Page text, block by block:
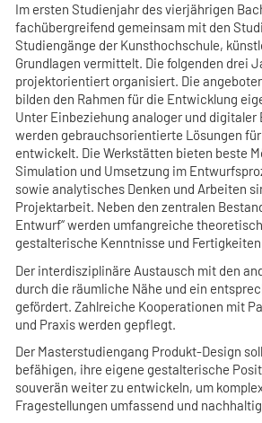
Im ersten Studienjahr des vierjährigen
fachübergreifend gemeinsam mit den
Studiengänge der Kunsthochschule,
Grundlagen vermittelt. Die folgenden drei
projektorientiert organisiert. Die
bilden den Rahmen für die Entwicklung
Unter Einbeziehung analoger und
werden gebrauchsorientierte Lösungen
entwickelt. Die Werkstätten bieten beste
Simulation und Umsetzung im
sowie analytisches Denken und Arbeiten
Projektarbeit. Neben den zentralen
Entwurf“ werden umfangreiche
gestalterische Kenntnisse und
Der interdisziplinäre Austausch mit den
durch die räumliche Nähe und ein
gefördert. Zahlreiche Kooperationen mit
und Praxis werden gepflegt.
Der Masterstudiengang Produkt-Design
befähigen, ihre eigene gestalterische
souverän weiter zu entwickeln, um
Fragestellungen umfassend und